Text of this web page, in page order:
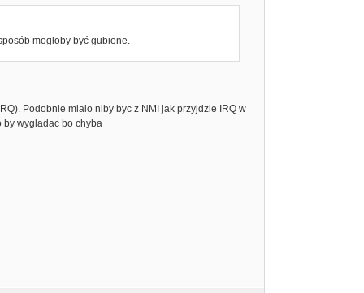
mogłoby być gubione.
Podobnie mialo niby byc z NMI jak przyjdzie IRQ w
by wygladac bo chyba